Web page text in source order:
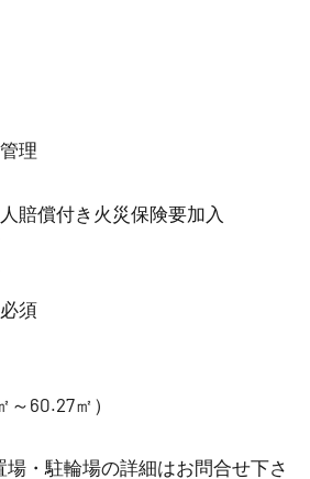
理
付き火災保険要加入
須
～60.27㎡）
・駐輪場の詳細はお問合せ下さ